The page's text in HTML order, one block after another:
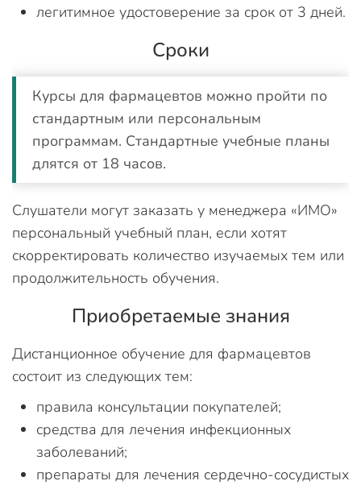
легитимное удостоверение за срок от 3 дней.
Сроки
Курсы для фармацевтов можно пройти по
стандартным или персональным
программам. Стандартные учебные планы
длятся от 18 часов.
Слушатели могут заказать у менеджера «ИМО»
персональный учебный план, если хотят
скорректировать количество изучаемых тем или
продолжительность обучения.
Приобретаемые знания
Дистанционное обучение для фармацевтов
состоит из следующих тем:
правила консультации покупателей;
средства для лечения инфекционных
заболеваний;
препараты для лечения сердечно-сосудистых